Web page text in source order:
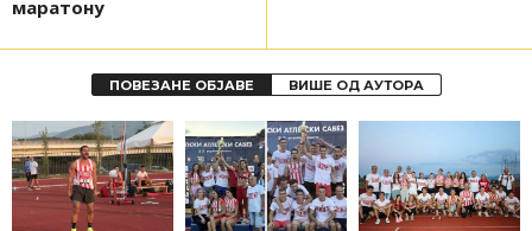
маратону
ПОВЕЗАНЕ ОБЈАВЕ ВИШЕ ОД АУТОРА